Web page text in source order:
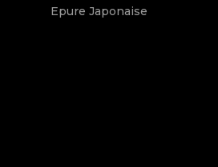
Epure Japonaise